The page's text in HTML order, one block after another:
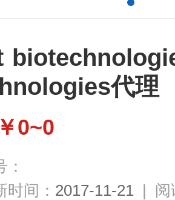
代理
￥0~0
：
时间： 2017-11-21 | 阅